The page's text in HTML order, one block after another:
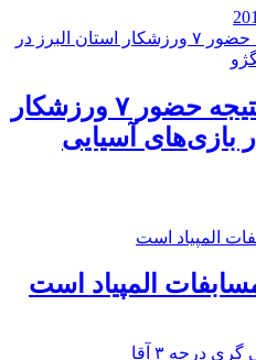
۲ مدال برنز نتیجه حضور ۷ ورزشکار
بازی‌های آسیایی
المپیاد است